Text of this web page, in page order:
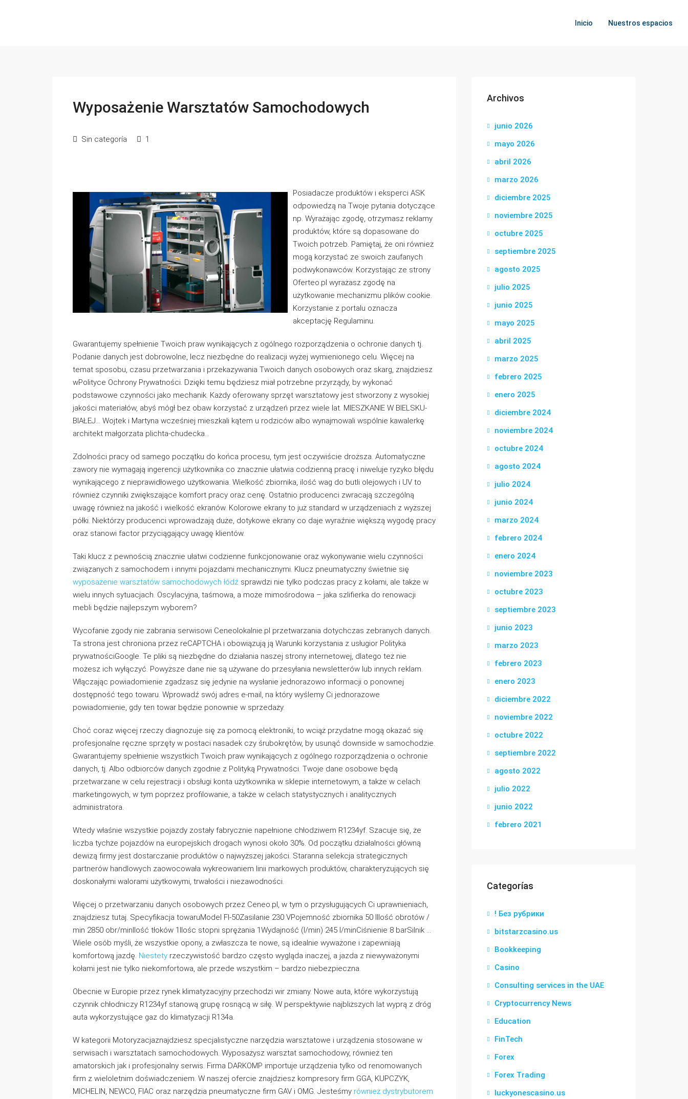
Inicio Nuestros espacios
Wyposażenie Warsztatów Samochodowych
Sin categoría 1
Posiadacze produktów i eksperci ASK
odpowiedzą na Twoje pytania dotyczące
np. Wyrażając zgodę, otrzymasz reklamy
produktów, które są dopasowane do
Twoich potrzeb. Pamiętaj, że oni również
mogą korzystać ze swoich zaufanych
podwykonawców. Korzystając ze strony
Oferteo.pl wyrażasz zgodę na
użytkowanie mechanizmu plików cookie.
Korzystanie z portalu oznacza
akceptację Regulaminu.
Gwarantujemy spełnienie Twoich praw wynikających z ogólnego rozporządzenia o ochronie danych tj.
Podanie danych jest dobrowolne, lecz niezbędne do realizacji wyżej wymienionego celu. Więcej na
temat sposobu, czasu przetwarzania i przekazywania Twoich danych osobowych oraz skarg, znajdziesz
wPolityce Ochrony Prywatności. Dzięki temu będziesz miał potrzebne przyrządy, by wykonać
podstawowe czynności jako mechanik. Każdy oferowany sprzęt warsztatowy jest stworzony z wysokiej
jakości materiałów, abyś mógł bez obaw korzystać z urządzeń przez wiele lat. MIESZKANIE W BIELSKU-
BIAŁEJ… Wojtek i Martyna wcześniej mieszkali kątem u rodziców albo wynajmowali wspólnie kawalerkę
architekt małgorzata plichta-chudecka…
Zdolności pracy od samego początku do końca procesu, tym jest oczywiście droższa. Automatyczne
zawory nie wymagają ingerencji użytkownika co znacznie ułatwia codzienną pracę i niweluje ryzyko błędu
wynikającego z nieprawidłowego użytkowania. Wielkość zbiornika, ilość wag do butli olejowych i UV to
również czynniki zwiększające komfort pracy oraz cenę. Ostatnio producenci zwracają szczególną
uwagę również na jakość i wielkość ekranów. Kolorowe ekrany to już standard w urządzeniach z wyższej
półki. Niektórzy producenci wprowadzają duże, dotykowe ekrany co daje wyraźnie większą wygodę pracy
oraz stanowi factor przyciągający uwagę klientów.
Taki klucz z pewnością znacznie ułatwi codzienne funkcjonowanie oraz wykonywanie wielu czynności
związanych z samochodem i innymi pojazdami mechanicznymi. Klucz pneumatyczny świetnie się
wyposażenie warsztatów samochodowych łódź sprawdzi nie tylko podczas pracy z kołami, ale także w
wielu innych sytuacjach. Oscylacyjna, taśmowa, a może mimośrodowa – jaka szlifierka do renowacji
mebli będzie najlepszym wyborem?
Wycofanie zgody nie zabrania serwisowi Ceneolokalnie.pl przetwarzania dotychczas zebranych danych.
Ta strona jest chroniona przez reCAPTCHA i obowiązują ją Warunki korzystania z usługior Polityka
prywatnościGoogle. Te pliki są niezbędne do działania naszej strony internetowej, dlatego też nie
możesz ich wyłączyć. Powyższe dane nie są używane do przesyłania newsletterów lub innych reklam.
Włączając powiadomienie zgadzasz się jedynie na wysłanie jednorazowo informacji o ponownej
dostępność tego towaru. Wprowadź swój adres e-mail, na który wyślemy Ci jednorazowe
powiadomienie, gdy ten towar będzie ponownie w sprzedaży.
Choć coraz więcej rzeczy diagnozuje się za pomocą elektroniki, to wciąż przydatne mogą okazać się
profesjonalne ręczne sprzęty w postaci nasadek czy śrubokrętów, by usunąć downside w samochodzie.
Gwarantujemy spełnienie wszystkich Twoich praw wynikających z ogólnego rozporządzenia o ochronie
danych, tj. Albo odbiorców danych zgodnie z Polityką Prywatności. Twoje dane osobowe będą
przetwarzane w celu rejestracji i obsługi konta użytkownika w sklepie internetowym, a także w celach
marketingowych, w tym poprzez profilowanie, a także w celach statystycznych i analitycznych
administratora.
Wtedy właśnie wszystkie pojazdy zostały fabrycznie napełnione chłodziwem R1234yf. Szacuje się, że
liczba tychże pojazdów na europejskich drogach wynosi około 30%. Od początku działalności główną
dewizą firmy jest dostarczanie produktów o najwyższej jakości. Staranna selekcja strategicznych
partnerów handlowych zaowocowała wykreowaniem linii markowych produktów, charakteryzujących się
doskonałymi walorami użytkowymi, trwałości i niezawodności.
Więcej o przetwarzaniu danych osobowych przez Ceneo.pl, w tym o przysługujących Ci uprawnieniach,
znajdziesz tutaj. Specyfikacja towaruModel Fl-50Zasilanie 230 VPojemność zbiornika 50 lIlość obrotów /
min 2850 obr/minIlość tłoków 1Ilośc stopni sprężania 1Wydajność (l/min) 245 l/minCiśnienie 8 barSilnik …
Wiele osób myśli, że wszystkie opony, a zwłaszcza te nowe, są idealnie wyważone i zapewniają
komfortową jazdę. Niestety rzeczywistość bardzo często wygląda inaczej, a jazda z niewyważonymi
kołami jest nie tylko niekomfortowa, ale przede wszystkim – bardzo niebezpieczna.
Obecnie w Europie przez rynek klimatyzacyjny przechodzi wir zmiany. Nowe auta, które wykorzystują
czynnik chłodniczy R1234yf stanową grupę rosnącą w siłę. W perspektywie najbliższych lat wyprą z dróg
auta wykorzystujące gaz do klimatyzacji R134a.
W kategorii Motoryzacjaznajdziesz specjalistyczne narzędzia warsztatowe i urządzenia stosowane w
serwisach i warsztatach samochodowych. Wyposażysz warsztat samochodowy, również ten
amatorskich jak i profesjonalny serwis. Firma DARKOMP importuje urządzenia tylko od renomowanych
firm z wieloletnim doświadczeniem. W naszej ofercie znajdziesz kompresory firm GGA, KUPCZYK,
MICHELIN, NEWCO, FIAC oraz narzędzia pneumatyczne firm GAV i OMG. Jesteśmy również dystrybutorem
Archivos
junio 2026
mayo 2026
abril 2026
marzo 2026
diciembre 2025
noviembre 2025
octubre 2025
septiembre 2025
agosto 2025
julio 2025
junio 2025
mayo 2025
abril 2025
marzo 2025
febrero 2025
enero 2025
diciembre 2024
noviembre 2024
octubre 2024
agosto 2024
julio 2024
junio 2024
marzo 2024
febrero 2024
enero 2024
noviembre 2023
octubre 2023
septiembre 2023
junio 2023
marzo 2023
febrero 2023
enero 2023
diciembre 2022
noviembre 2022
octubre 2022
septiembre 2022
agosto 2022
julio 2022
junio 2022
febrero 2021
Categorías
! Без рубрики
bitstarzcasino.us
Bookkeeping
Casino
Consulting services in the UAE
Cryptocurrency News
Education
FinTech
Forex
Forex Trading
luckyonescasino.us